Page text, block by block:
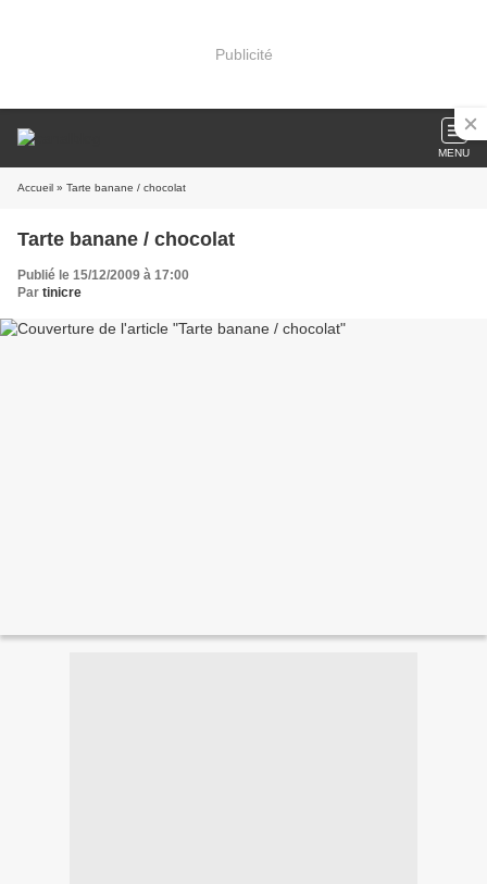
Publicité
MENU
Accueil » Tarte banane / chocolat
Tarte banane / chocolat
Publié le 15/12/2009 à 17:00
Par tinicre